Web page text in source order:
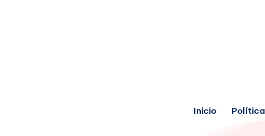
Inicio Política